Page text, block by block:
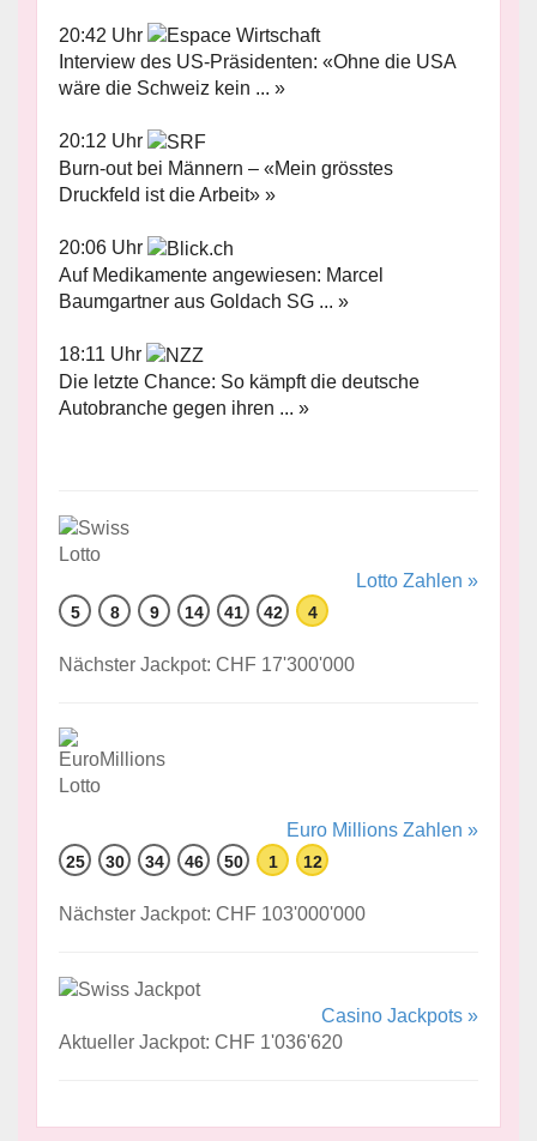
20:42 Uhr
Interview des US-Präsidenten: «Ohne die USA
wäre die Schweiz kein ... »
20:12 Uhr
Burn-out bei Männern – «Mein grösstes
Druckfeld ist die Arbeit» »
20:06 Uhr
Auf Medikamente angewiesen: Marcel
Baumgartner aus Goldach SG ... »
18:11 Uhr
Die letzte Chance: So kämpft die deutsche
Autobranche gegen ihren ... »
Lotto Zahlen »
5 8 9 14 41 42 4
Nächster Jackpot: CHF 17'300'000
Euro Millions Zahlen »
25 30 34 46 50 1 12
Nächster Jackpot: CHF 103'000'000
Casino Jackpots »
Aktueller Jackpot: CHF 1'036'620